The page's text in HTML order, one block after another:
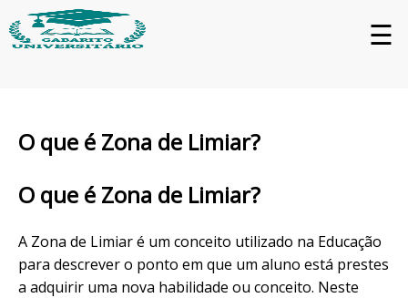
☰
O que é Zona de Limiar?
O que é Zona de Limiar?
A Zona de Limiar é um conceito utilizado na Educação
para descrever o ponto em que um aluno está prestes
a adquirir uma nova habilidade ou conceito. Neste